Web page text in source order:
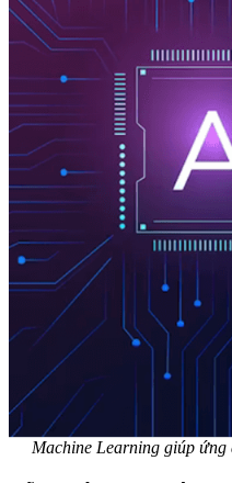
Machine Learning giúp